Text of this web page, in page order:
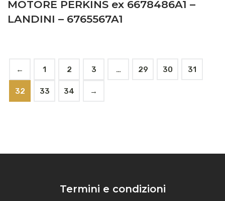
MOTORE PERKINS ex 6678486A1 –
LANDINI – 6765567A1
← 1 2 3 … 29 30 31
32 33 34 →
Termini e condizioni